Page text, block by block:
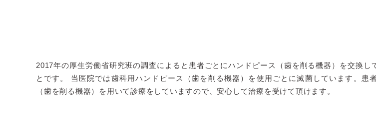
2017年の厚生労働省研究班の調査によると患者ごとにハンドピース（歯を削る機器）を交換し
とです。 当医院では歯科用ハンドピース（歯を削る機器）を使用ごとに滅菌しています。患
（歯を削る機器）を用いて診療をしていますので、安心して治療を受けて頂けます。